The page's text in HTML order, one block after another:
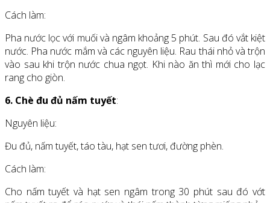
Cách làm:
Pha nước lọc với muối và ngâm khoảng 5 phút. Sau đó vắt kiệt
nước. Pha nước mắm và các nguyên liệu. Rau thái nhỏ và trộn
vào sau khi trộn nước chua ngọt. Khi nào ăn thì mới cho lạc
rang cho giòn.
6. Chè đu đủ nấm tuyết:
Nguyên liệu:
Đu đủ, nấm tuyết, táo tàu, hạt sen tươi, đường phèn.
Cách làm:
Cho nấm tuyết và hạt sen ngâm trong 30 phút sau đó vớt